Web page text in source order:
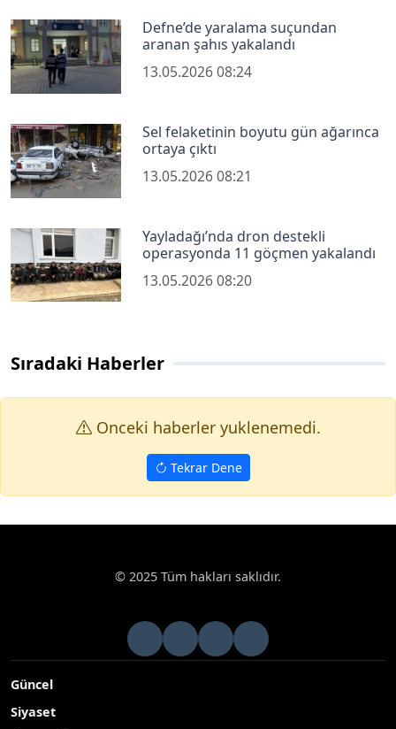
Defne’de yaralama suçundan
aranan şahıs yakalandı
13.05.2026 08:24
Sel felaketinin boyutu gün ağarınca
ortaya çıktı
13.05.2026 08:21
Yayladağı’nda dron destekli
operasyonda 11 göçmen yakalandı
13.05.2026 08:20
Sıradaki Haberler
Onceki haberler yuklenemedi.
Tekrar Dene
© 2025 Tüm hakları saklıdır.
Güncel
Siyaset